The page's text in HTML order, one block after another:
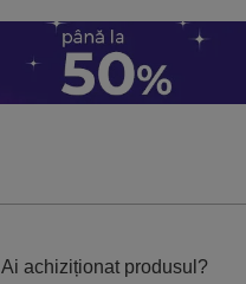
Ai achiziționat produsul?